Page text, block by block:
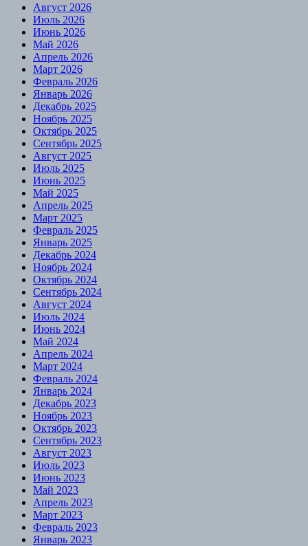
Август 2026
Июль 2026
Июнь 2026
Май 2026
Апрель 2026
Март 2026
Февраль 2026
Январь 2026
Декабрь 2025
Ноябрь 2025
Октябрь 2025
Сентябрь 2025
Август 2025
Июль 2025
Июнь 2025
Май 2025
Апрель 2025
Март 2025
Февраль 2025
Январь 2025
Декабрь 2024
Ноябрь 2024
Октябрь 2024
Сентябрь 2024
Август 2024
Июль 2024
Июнь 2024
Май 2024
Апрель 2024
Март 2024
Февраль 2024
Январь 2024
Декабрь 2023
Ноябрь 2023
Октябрь 2023
Сентябрь 2023
Август 2023
Июль 2023
Июнь 2023
Май 2023
Апрель 2023
Март 2023
Февраль 2023
Январь 2023